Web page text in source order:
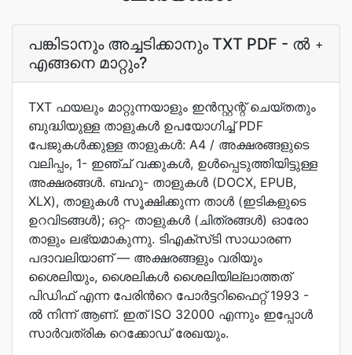
പങ്കിടാനും അച്ചടിക്കാനും TXT PDF - ൽ
എങ്ങനെ മാറ്റും?
+
TXT ഫയലും മാറ്റുന്നയാളും ഇന്‍സ്റ്റന്റ് ചെയ്തതും
ബുദ്ധിയുള്ള താളുകള്‍ ഉപയോഗിച്ച് PDF
പേജുകള്‍ക്കുള്ള താളുകള്‍: A4 / അക്ഷരങ്ങളുടെ
വലിപ്പം, 1- ഇഞ്ച് വക്കുകള്‍, ഉള്‍പ്പെടുത്തിയിട്ടുള്ള
അക്ഷരങ്ങള്‍. ബഹു- താളുകള്‍ (DOCX, EPUB,
XLX), താളുകള്‍ സൂക്ഷിക്കുന്ന താള്‍ (ഇടികളുടെ
ഉറവിടങ്ങള്‍); ഒറ്റ- താളുകള്‍ (ചിത്രങ്ങള്‍) ഓരോ
താളും ലഭ്യമാകുന്നു. ടിഎക്സ്‌ടി സാധാരണ
പദാവലിയാണ്‌ —⁠ അക്ഷരങ്ങളും വരിയും
ശൈലിയും, ശൈലികള്‍ ശൈലിയില്ലാത്തത്
പിഡിഫ് എന്ന പേരിന്‍റെ പോര്‍ട്ടറിഫൈറ്റ് 1993 -
ൽ നിന്ന് ആണ്. ഇത് ISO 32000 എന്നും ഇപ്പോൾ
സാർവത്രിക റെക്കോഡ് രേഖയും.